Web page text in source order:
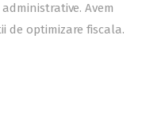
Avem
de optimizare fiscala.